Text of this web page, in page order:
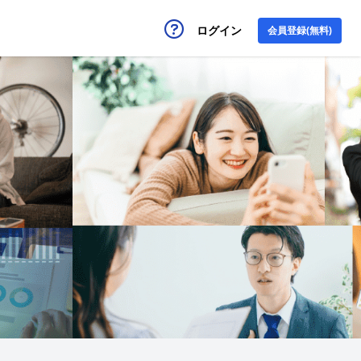
ログイン 会員登録(無料)